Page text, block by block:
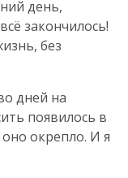
день,
закончилось!
без
дней на
появилось в
окрепло. И я